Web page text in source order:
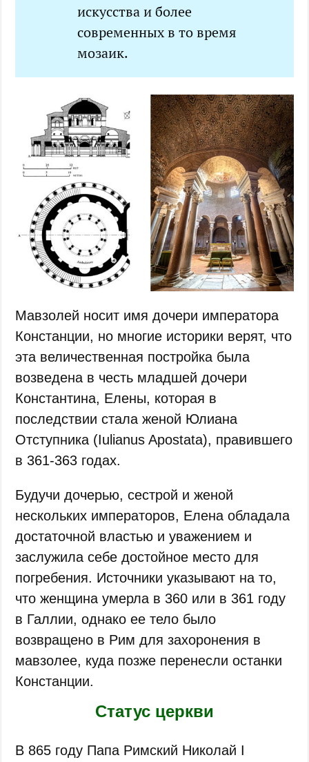
искусства и более
современных в то время
мозаик.
Мавзолей носит имя дочери императора
Констанции, но многие историки верят, что
эта величественная постройка была
возведена в честь младшей дочери
Константина, Елены, которая в
последствии стала женой Юлиана
Отступника (Iulianus Apostata), правившего
в 361-363 годах.
Будучи дочерью, сестрой и женой
нескольких императоров, Елена обладала
достаточной властью и уважением и
заслужила себе достойное место для
погребения. Источники указывают на то,
что женщина умерла в 360 или в 361 году
в Галлии, однако ее тело было
возвращено в Рим для захоронения в
мавзолее, куда позже перенесли останки
Констанции.
Статус церкви
В 865 году Папа Римский Николай I